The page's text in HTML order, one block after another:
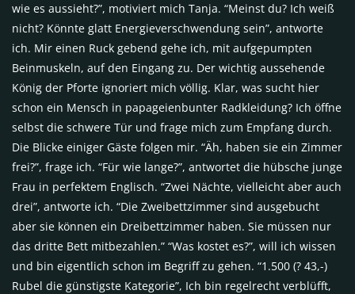
wie es aussieht?”, motiviert mich Tanja. “Meinst du? Ich weiß
nicht? Könnte glatt Energieverschwendung sein”, antworte
ich. Mir einen Ruck gebend gehe ich, mit aufgepumpten
Beinmuskeln, auf den Eingang zu. Der wichtig aussehende
König der Pforte ignoriert mich völlig. Klar, was sucht hier
schon ein Mensch in papageienbunter Radkleidung? Ich öffne
selbst die schwere Tür und frage mich zum Empfang durch.
Die Blicke einiger Gäste folgen mir. “Äh, haben sie ein Zimmer
frei?”, frage ich. “Für wie lange?”, antwortet die hübsche junge
Frau in perfektem Englisch. “Zwei Nächte, vielleicht aber auch
drei”, antworte ich. “Die Zweibettzimmer sind ausgebucht
aber sie können ein Dreibettzimmer haben. Sie müssen nur
das dritte Bett mitbezahlen.” “Was kostet es?”, will ich wissen
und bin eigentlich schon im Begriff zu gehen. “1.500 (? 43,-)
Rubel die günstigste Kategorie”, Ich bin regelrecht verblüfft,